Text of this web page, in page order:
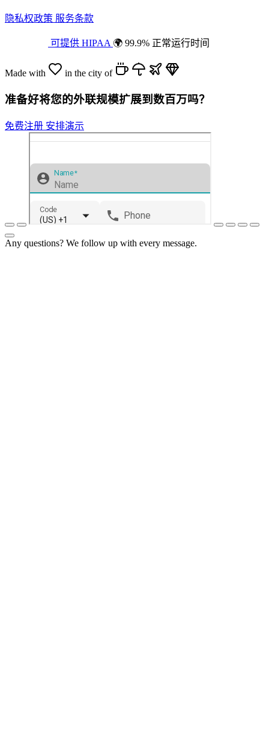
隐私权政策 服务条款
可提供 HIPAA 🌍 99.9% 正常运行时间
Made with in the city of
准备好将您的外联规模扩展到数百万吗？
免费注册 安排演示
Any questions? We follow up with every message.